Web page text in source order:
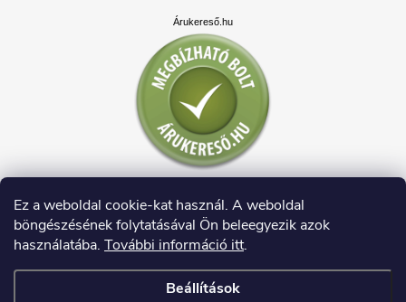
Ez a weboldal cookie-kat használ. A weboldal
böngészésének folytatásával Ön beleegyezik azok
használatába. További információ itt.
Beállítások
Árukereső.hu